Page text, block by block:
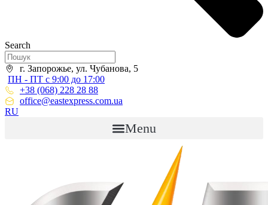
Search
г. Запорожье, ул. Чубанова, 5
ПН - ПТ с 9:00 до 17:00
+38 (068) 228 28 88
office@eastexpress.com.ua
RU
Menu